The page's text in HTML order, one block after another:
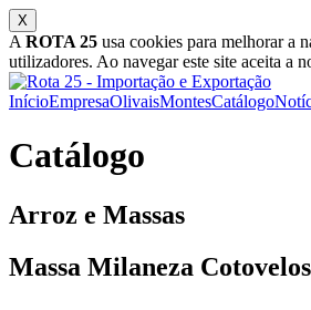
A ROTA 25 usa cookies para melhorar a
utilizadores. Ao navegar este site aceita a
InícioEmpresaOlivaisMontesCatálogo
Catálogo
Arroz e Massas
Massa Milaneza